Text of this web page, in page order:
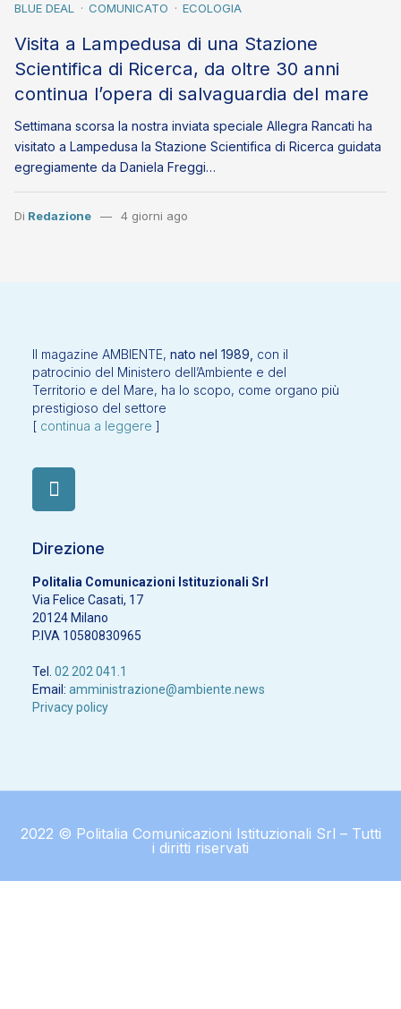
BLUE DEAL COMUNICATO ECOLOGIA
Visita a Lampedusa di una Stazione
Scientifica di Ricerca, da oltre 30 anni
continua l’opera di salvaguardia del mare
Settimana scorsa la nostra inviata speciale Allegra Rancati ha
visitato a Lampedusa la Stazione Scientifica di Ricerca guidata
egregiamente da Daniela Freggi…
Di Redazione 4 giorni ago
Il magazine AMBIENTE, nato nel 1989, con il
patrocinio del Ministero dell’Ambiente e del
Territorio e del Mare, ha lo scopo, come organo più
prestigioso del settore
[ continua a leggere ]
Direzione
Politalia Comunicazioni Istituzionali Srl
Via Felice Casati, 17
20124 Milano
P.IVA 10580830965
Tel. 02 202 041.1
Email: amministrazione@ambiente.news
Privacy policy
2022 © Politalia Comunicazioni Istituzionali Srl – Tutti
i diritti riservati